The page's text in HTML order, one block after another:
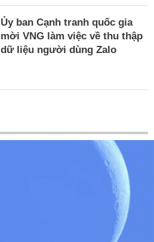
Ủy ban Cạnh tranh quốc gia
mời VNG làm việc về thu thập
dữ liệu người dùng Zalo